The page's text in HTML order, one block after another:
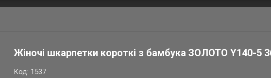
Жіночі шкарпетки короткі з бамбука ЗОЛОТО Y140-5
Код: 1537